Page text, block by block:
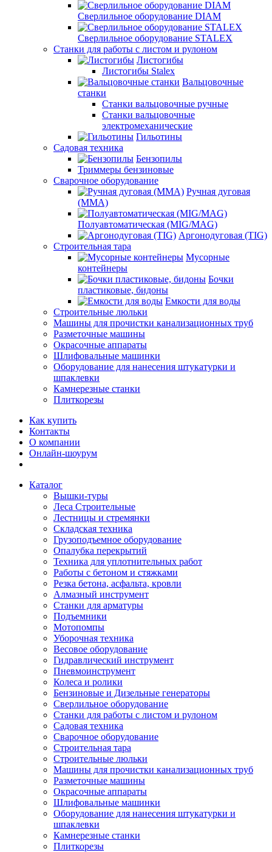
Сверлильное оборудование DIAM
Сверлильное оборудование STALEX
Станки для работы с листом и рулоном
Листогибы
Листогибы Stalex
Вальцовочные
станки
Станки вальцовочные ручные
Станки вальцовочные
электромеханические
Гильотины
Садовая техника
Бензопилы
Триммеры бензиновые
Сварочное оборудование
Ручная дуговая
(MMA)
Полуавтоматическая (MIG/MAG)
Аргонодуговая (TIG)
Строительная тара
Мусорные
контейнеры
Бочки
пластиковые, бидоны
Емкости для воды
Строительные люльки
Машины для прочистки канализационных труб
Разметочные машины
Окрасочные аппараты
Шлифовальные машинки
Оборудование для нанесения штукатурки и
шпаклевки
Камнерезные станки
Плиткорезы
Как купить
Контакты
О компании
Онлайн-шоурум
Каталог
Вышки-туры
Леса Строительные
Лестницы и стремянки
Складская техника
Грузоподъемное оборудование
Опалубка перекрытий
Техника для уплотнительных работ
Работы с бетоном и стяжками
Резка бетона, асфальта, кровли
Алмазный инструмент
Станки для арматуры
Подъемники
Мотопомпы
Уборочная техника
Весовое оборудование
Гидравлический инструмент
Пневмоинструмент
Колеса и ролики
Бензиновые и Дизельные генераторы
Сверлильное оборудование
Станки для работы с листом и рулоном
Садовая техника
Сварочное оборудование
Строительная тара
Строительные люльки
Машины для прочистки канализационных труб
Разметочные машины
Окрасочные аппараты
Шлифовальные машинки
Оборудование для нанесения штукатурки и
шпаклевки
Камнерезные станки
Плиткорезы